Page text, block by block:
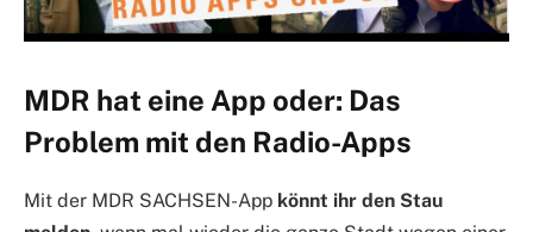
MDR hat eine App oder: Das
Problem mit den Radio-Apps
Mit der MDR SACHSEN-App könnt ihr den Stau